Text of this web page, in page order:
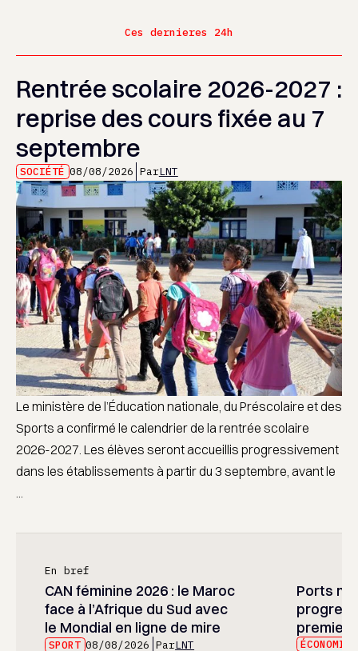
Ces dernieres 24h
Rentrée scolaire 2026-2027 :
reprise des cours fixée au 7
septembre
SOCIÉTÉ 08/08/2026 ParLNT
Le ministère de l’Éducation nationale, du Préscolaire et des
Sports a confirmé le calendrier de la rentrée scolaire
2026-2027. Les élèves seront accueillis progressivement
dans les établissements à partir du 3 septembre, avant le
En bref
CAN féminine 2026 : le Maroc
face à l’Afrique du Sud avec
le Mondial en ligne de mire
SPORT 08/08/2026 ParLNT
Ports
premier